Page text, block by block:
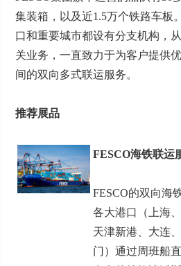
集装箱，以及近1.5万个铁路车板
口和重要城市都设有分支机构，
关业务，一直致力于为客户提供
间的双向多式联运服务。
推荐展品
FESCO海铁联运
FESCO的双向海
各大港口（上海
天津新港、大连
门）通过周班船